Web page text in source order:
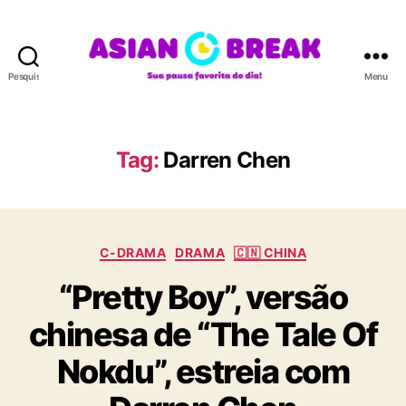
Pesquisar
A
N
R
A
Menu
Tag: Darren Chen
C
t
e
g
r
i
C-DRAMA DRAMA 🇨🇳 CHINA
“Pretty Boy”, versão
chinesa de “The Tale Of
Nokdu”, estreia com